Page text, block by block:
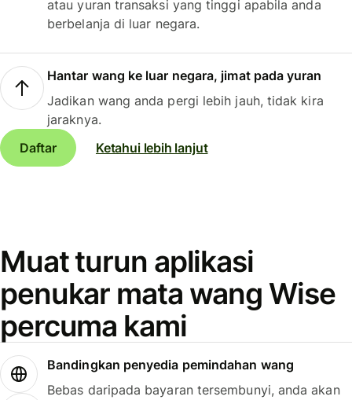
atau yuran transaksi yang tinggi apabila anda
berbelanja di luar negara.
Hantar wang ke luar negara, jimat pada yuran
Jadikan wang anda pergi lebih jauh, tidak kira
jaraknya.
Daftar
Ketahui lebih lanjut
Muat turun aplikasi
penukar mata wang Wise
percuma kami
Bandingkan penyedia pemindahan wang
Bebas daripada bayaran tersembunyi, anda akan